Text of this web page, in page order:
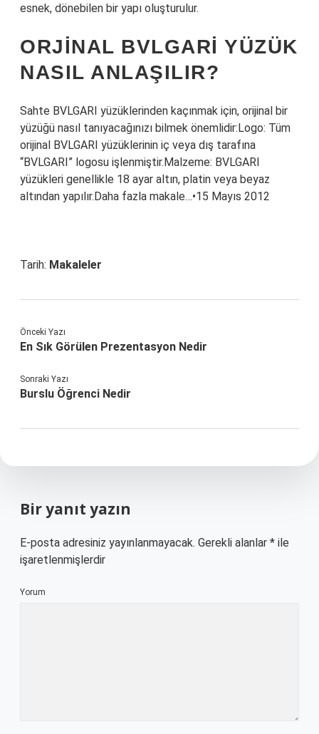
esnek, dönebilen bir yapı oluşturulur.
ORJINAL BVLGARI YÜZÜK
NASIL ANLAŞILIR?
Sahte BVLGARI yüzüklerinden kaçınmak için, orijinal bir
yüzüğü nasıl tanıyacağınızı bilmek önemlidir:Logo: Tüm
orijinal BVLGARI yüzüklerinin iç veya dış tarafına
“BVLGARI” logosu işlenmiştir.Malzeme: BVLGARI
yüzükleri genellikle 18 ayar altın, platin veya beyaz
altından yapılır.Daha fazla makale…•15 Mayıs 2012
Tarih: Makaleler
Önceki Yazı
En Sık Görülen Prezentasyon Nedir
Sonraki Yazı
Burslu Öğrenci Nedir
Bir yanıt yazın
E-posta adresiniz yayınlanmayacak. Gerekli alanlar * ile
işaretlenmişlerdir
Yorum